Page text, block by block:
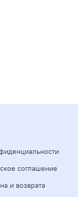
соглашение
и возврата